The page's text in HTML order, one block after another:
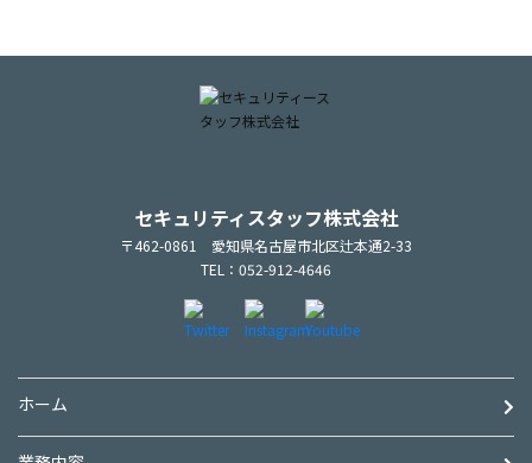
セキュリティスタッフ株式会社
〒462-0861 愛知県名古屋市北区辻本通2-33
TEL：052-912-4646
ホーム